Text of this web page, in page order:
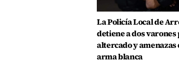
La Policía Local de
detiene a dos varones
altercado y amenazas
arma blanca